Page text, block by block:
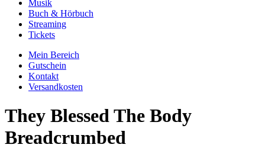
Musik
Buch & Hörbuch
Streaming
Tickets
Mein Bereich
Gutschein
Kontakt
Versandkosten
They Blessed The Body
Breadcrumbed